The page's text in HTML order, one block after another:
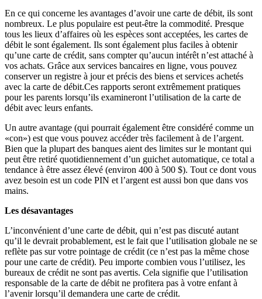
En ce qui concerne les avantages d’avoir une carte de débit, ils sont
nombreux. Le plus populaire est peut-être la commodité. Presque
tous les lieux d’affaires où les espèces sont acceptées, les cartes de
débit le sont également. Ils sont également plus faciles à obtenir
qu’une carte de crédit, sans compter qu’aucun intérêt n’est attaché à
vos achats. Grâce aux services bancaires en ligne, vous pouvez
conserver un registre à jour et précis des biens et services achetés
avec la carte de débit.Ces rapports seront extrêmement pratiques
pour les parents lorsqu’ils examineront l’utilisation de la carte de
débit avec leurs enfants.
Un autre avantage (qui pourrait également être considéré comme un
«con») est que vous pouvez accéder très facilement à de l’argent.
Bien que la plupart des banques aient des limites sur le montant qui
peut être retiré quotidiennement d’un guichet automatique, ce total a
tendance à être assez élevé (environ 400 à 500 $). Tout ce dont vous
avez besoin est un code PIN et l’argent est aussi bon que dans vos
mains.
Les désavantages
L’inconvénient d’une carte de débit, qui n’est pas discuté autant
qu’il le devrait probablement, est le fait que l’utilisation globale ne se
reflète pas sur votre pointage de crédit (ce n’est pas la même chose
pour une carte de crédit). Peu importe combien vous l’utilisez, les
bureaux de crédit ne sont pas avertis. Cela signifie que l’utilisation
responsable de la carte de débit ne profitera pas à votre enfant à
l’avenir lorsqu’il demandera une carte de crédit.